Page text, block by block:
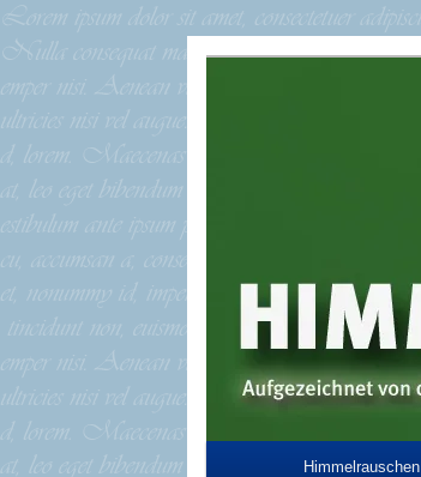
Zum
primären
Himmelrauschen